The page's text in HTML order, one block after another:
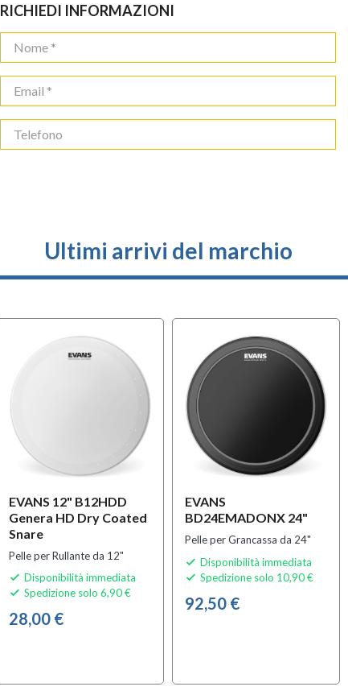
RICHIEDI INFORMAZIONI
Ultimi arrivi del marchio
EVANS 12" B12HDD
Genera HD Dry Coated
Snare
Pelle per Rullante da 12"
 Disponibilità immediata
 Spedizione solo 6,90 €
28,00 €
EVANS
BD24EMADONX 24"
Pelle per Grancassa da 24"
 Disponibilità immediata
 Spedizione solo 10,90 €
92,50 €